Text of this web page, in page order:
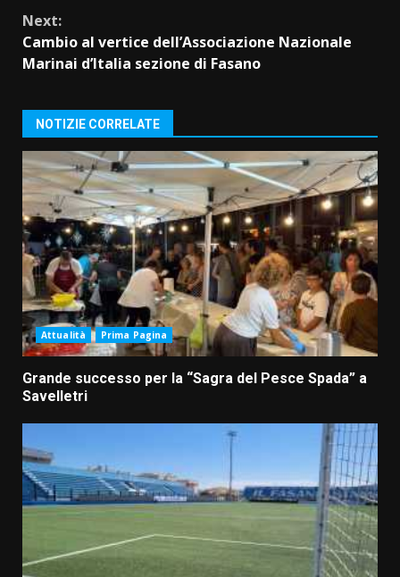
Next:
Cambio al vertice dell’Associazione Nazionale
Marinai d’Italia sezione di Fasano
NOTIZIE CORRELATE
Attualità Prima Pagina
Grande successo per la “Sagra del Pesce Spada” a
Savelletri